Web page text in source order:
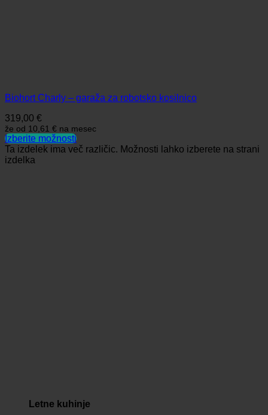
Letne kuhinje
Biohort Charly – garaža za robotsko kosilnico
319,00 €
že od 10,61 € na mesec
Izberite možnosti
Ta izdelek ima več različic. Možnosti lahko izberete na strani
izdelka